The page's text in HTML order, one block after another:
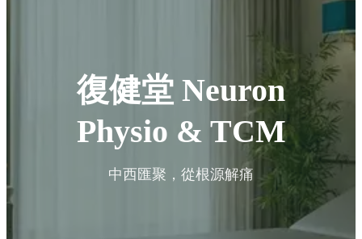
復健堂 Neuron
Physio & TCM
中西匯聚，從根源解痛